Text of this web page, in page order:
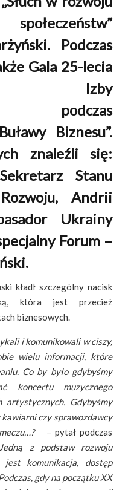
Podczas
Gala 25-lecia
Izby
podczas
Biznesu”.
znaleźli się:
Stanu
Andrii
Ukrainy
Forum –
kładł szczególny nacisk
która jest przecież
biznesowych.
i komunikowali w ciszy,
wielu informacji, które
Co by było gdybyśmy
koncertu muzycznego
artystycznych. Gdybyśmy
kawiarni czy sprawozdawcy
– pytał podczas
z podstaw rozwoju
jest komunikacja, dostęp
gdy na początku XX